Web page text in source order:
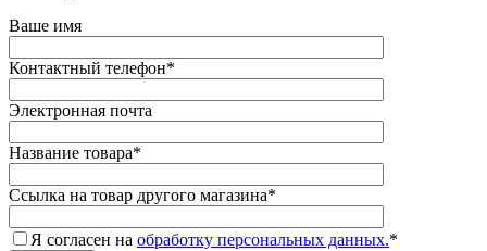
Ваше имя
Контактный телефон*
Электронная почта
Название товара*
Ссылка на товар другого магазина*
Я согласен на обработку персональных данных.*